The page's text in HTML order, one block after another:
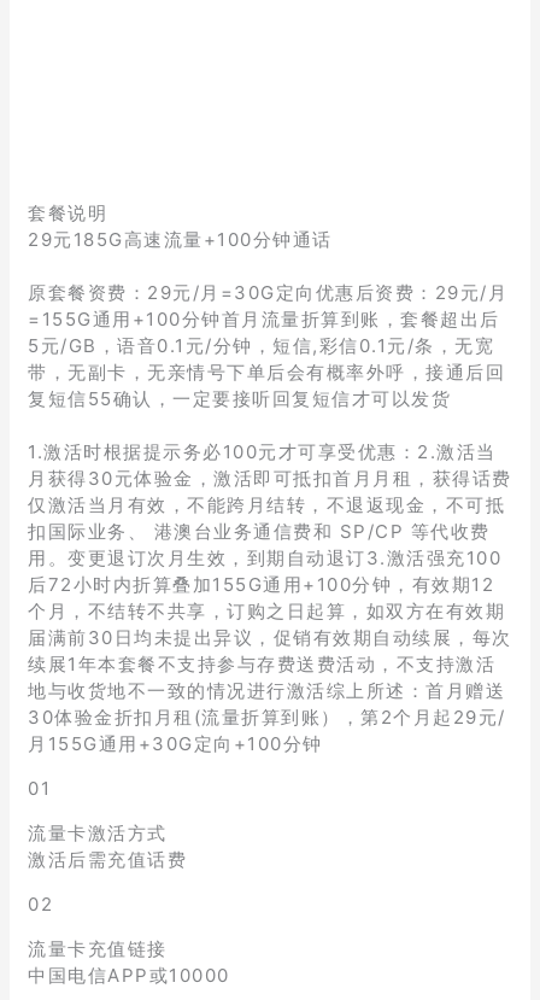
套餐说明
29元185G高速流量+100分钟通话
原套餐资费：29元/月=30G定向优惠后资费：29元/月
=155G通用+100分钟首月流量折算到账，套餐超出后
5元/GB，语音0.1元/分钟，短信,彩信0.1元/条，无宽
带，无副卡，无亲情号下单后会有概率外呼，接通后回
复短信55确认，一定要接听回复短信才可以发货
1.激活时根据提示务必100元才可享受优惠：2.激活当
月获得30元体验金，激活即可抵扣首月月租，获得话费
仅激活当月有效，不能跨月结转，不退返现金，不可抵
扣国际业务、 港澳台业务通信费和 SP/CP 等代收费
用。变更退订次月生效，到期自动退订3.激活强充100
后72小时内折算叠加155G通用+100分钟，有效期12
个月，不结转不共享，订购之日起算，如双方在有效期
届满前30日均未提出异议，促销有效期自动续展，每次
续展1年本套餐不支持参与存费送费活动，不支持激活
地与收货地不一致的情况进行激活综上所述：首月赠送
30体验金折扣月租(流量折算到账），第2个月起29元/
月155G通用+30G定向+100分钟
01
流量卡激活方式
激活后需充值话费
02
流量卡充值链接
中国电信APP或10000